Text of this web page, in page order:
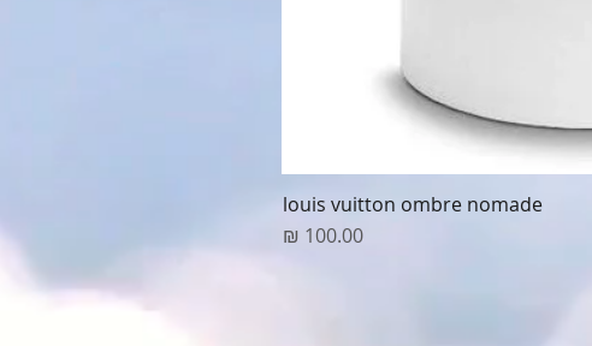
louis vuitton ombre nomade
מחיר